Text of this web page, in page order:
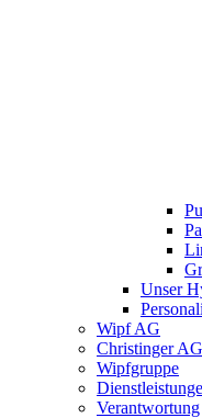
Unser
Wipf AG
Christinger AG
Wipfgruppe
Verantwortung